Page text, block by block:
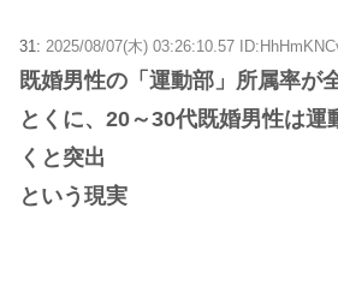
31: 2025/08/07(木) 03:26:10.57
既婚男性の「運動部」所属率が
とくに、20～30代既婚男性は運
くと突出
という現実